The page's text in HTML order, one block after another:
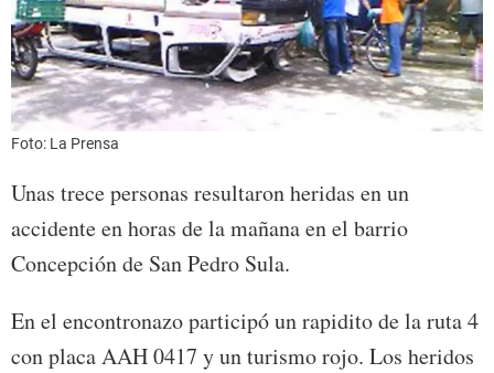
Foto: La Prensa
Unas trece personas resultaron heridas en un
accidente en horas de la mañana en el barrio
Concepción de San Pedro Sula.
En el encontronazo participó un rapidito de la ruta 4
con placa AAH 0417 y un turismo rojo. Los heridos